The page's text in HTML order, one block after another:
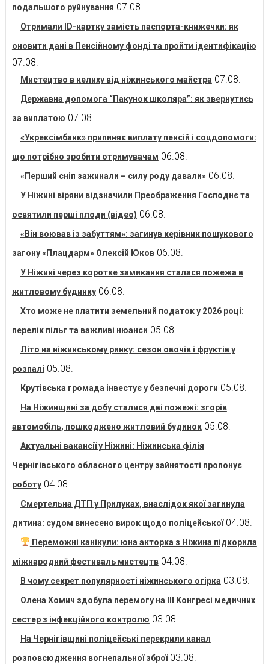
подальшого руйнування 07.08.
Отримали ID-картку замість паспорта-книжечки: як
оновити дані в Пенсійному фонді та пройти ідентифікацію
07.08.
Мистецтво в келиху від ніжинського майстра 07.08.
Державна допомога “Пакунок школяра”: як звернутись
за виплатою 07.08.
«Укрексімбанк» припиняє виплату пенсій і соцдопомоги:
що потрібно зробити отримувачам 06.08.
«Перший сніп зажинали – силу роду давали» 06.08.
У Ніжині віряни відзначили Преображення Господнє та
освятили перші плоди (відео) 06.08.
«Він воював із забуттям»: загинув керівник пошукового
загону «Плацдарм» Олексій Юков 06.08.
У Ніжині через коротке замикання сталася пожежа в
житловому будинку 06.08.
Хто може не платити земельний податок у 2026 році:
перелік пільг та важливі нюанси 05.08.
Літо на ніжинському ринку: сезон овочів і фруктів у
розпалі 05.08.
Крутівська громада інвестує у безпечні дороги 05.08.
На Ніжинщині за добу сталися дві пожежі: згорів
автомобіль, пошкоджено житловий будинок 05.08.
Актуальні вакансії у Ніжині: Ніжинська філія
Чернігівського обласного центру зайнятості пропонує
роботу 04.08.
Смертельна ДТП у Прилуках, внаслідок якої загинула
дитина: судом винесено вирок щодо поліцейської 04.08.
Переможні канікули: юна акторка з Ніжина підкорила
міжнародний фестиваль мистецтв 04.08.
В чому секрет популярності ніжинського огірка 03.08.
Олена Хомич здобула перемогу на ІІІ Конгресі медичних
сестер з інфекційного контролю 03.08.
На Чернігівщині поліцейські перекрили канал
розповсюдження вогнепальної зброї 03.08.